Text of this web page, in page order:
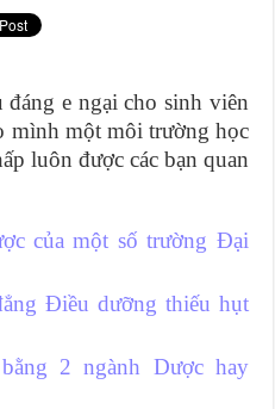
e ngại cho sinh viên
mình một môi trường học
luôn được các bạn quan
của một số trường Đại
Điều dưỡng thiếu hụt
2 ngành Dược hay